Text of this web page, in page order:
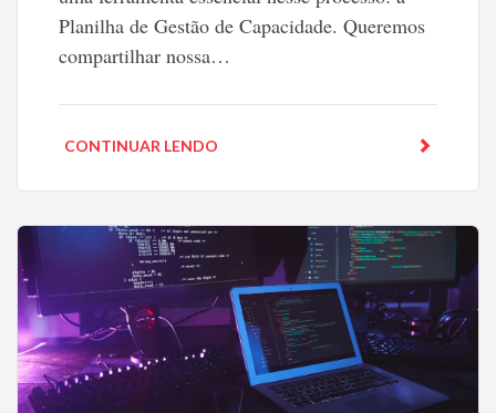
Planilha de Gestão de Capacidade. Queremos
compartilhar nossa…
CONTINUAR LENDO